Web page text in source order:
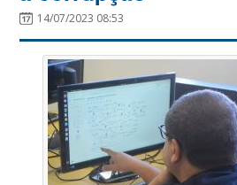
14/07/2023 08:53